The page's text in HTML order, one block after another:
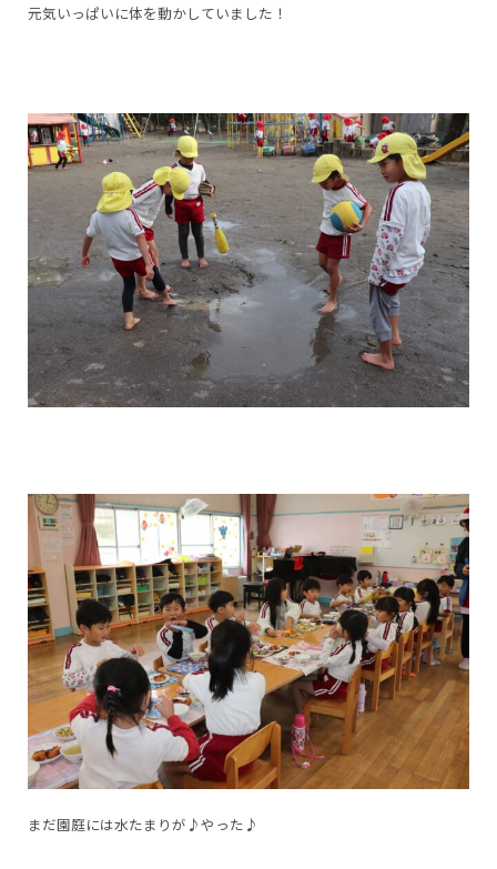
元気いっぱいに体を動かしていました！
まだ園庭には水たまりが♪やった♪